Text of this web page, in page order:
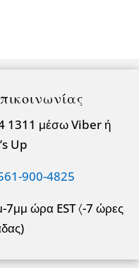
1311 μέσω Viber ή
Up
900-4825
ώρα EST 〈-7 ώρες